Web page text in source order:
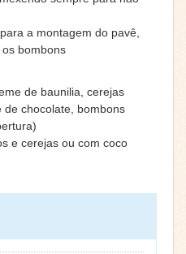
a montagem do pavê,
bombons
de baunilia, cerejas
chocolate, bombons
e cerejas ou com coco